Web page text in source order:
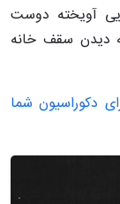
آویخته دوست
دیدن سقف خانه
دکوراسیون شما